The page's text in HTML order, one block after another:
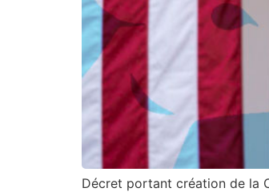
Décret portant création de la